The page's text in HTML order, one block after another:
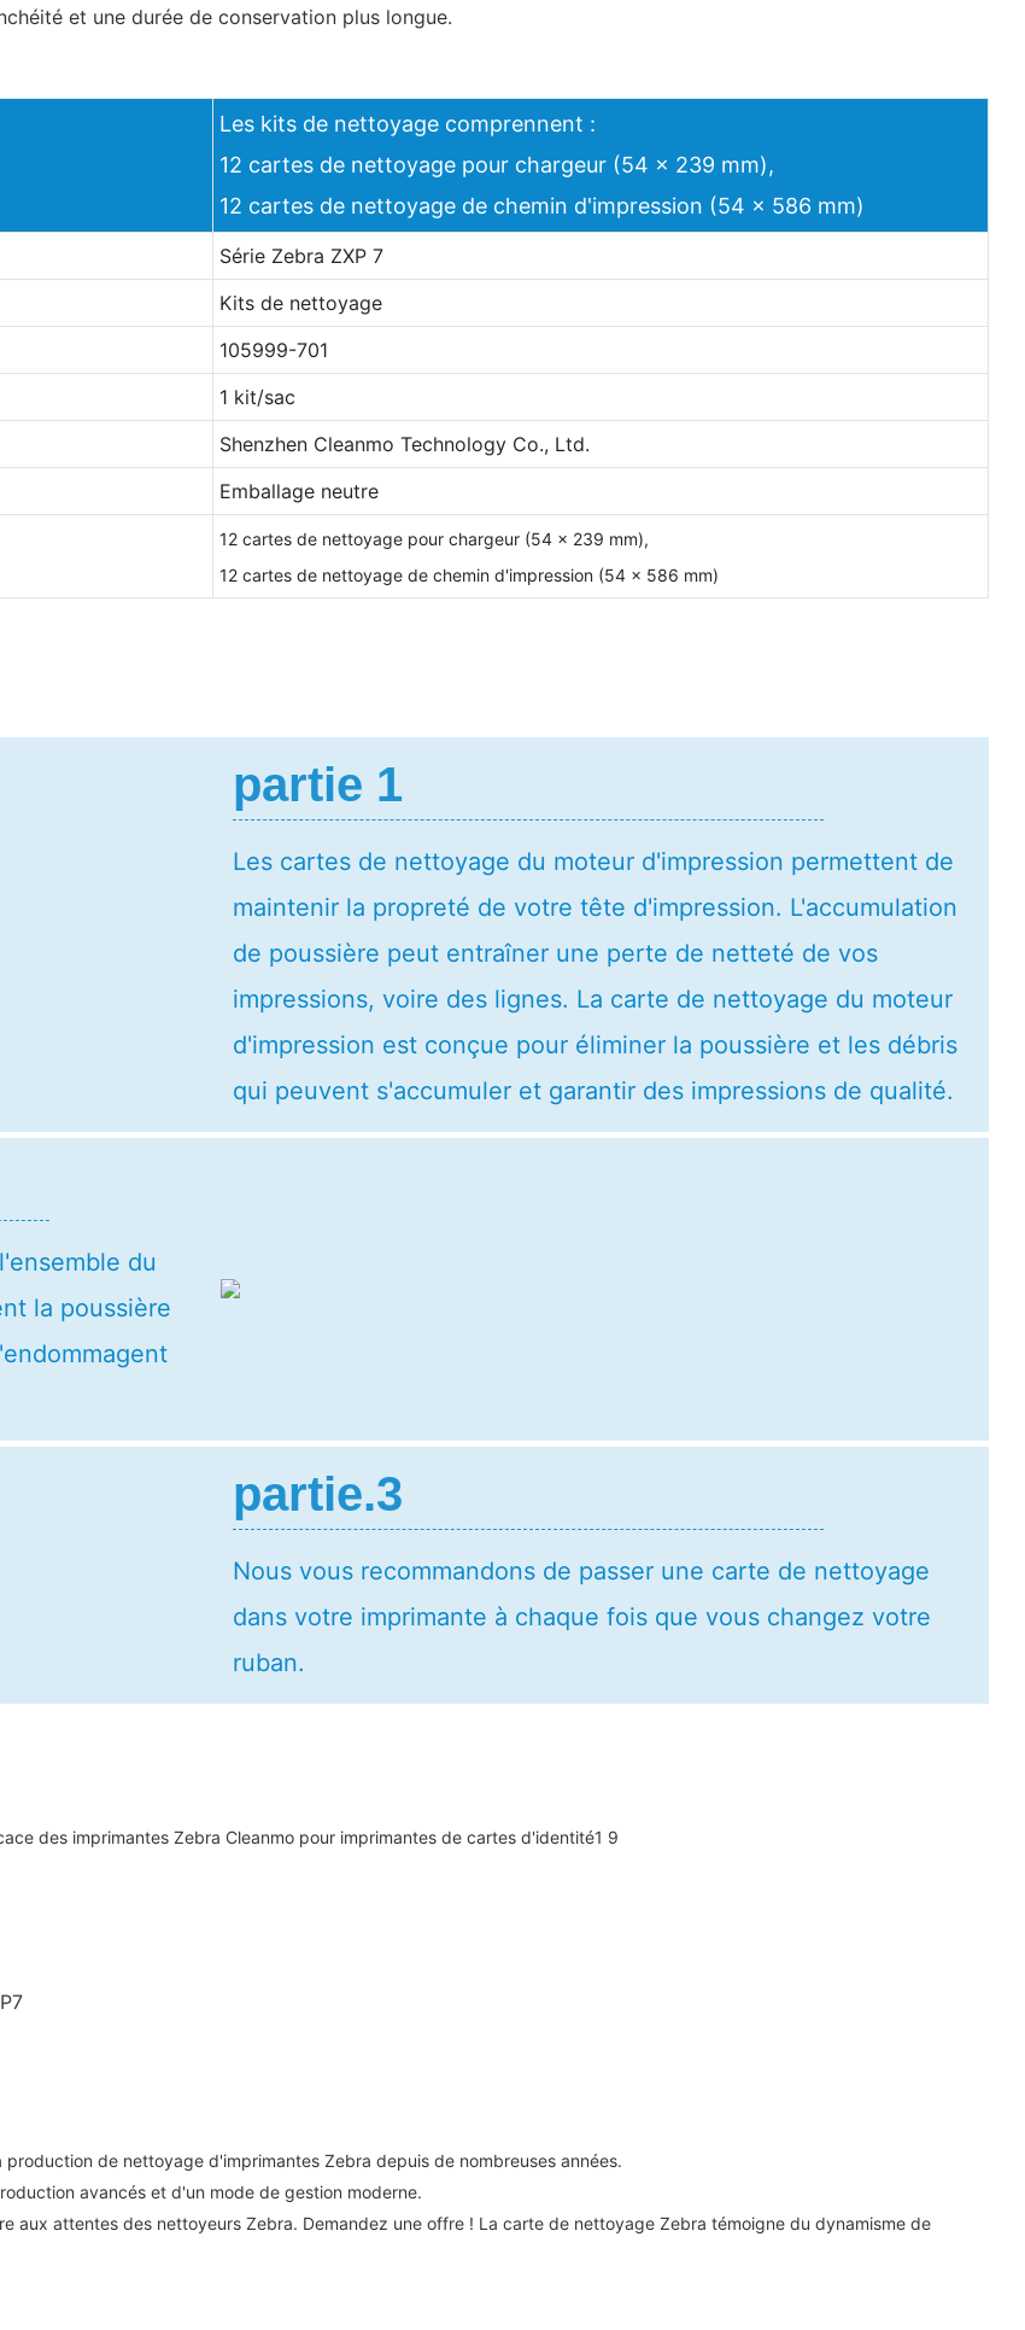
et une durée de conservation plus longue.
Les kits de nettoyage comprennent :
12 cartes de nettoyage pour chargeur (54 x 239 mm),
12 cartes de nettoyage de chemin d'impression (54 x 586 mm)
Série Zebra ZXP 7
Kits de nettoyage
105999-701
1 kit/sac
Shenzhen Cleanmo Technology Co., Ltd.
Emballage neutre
12 cartes de nettoyage pour chargeur (54 x 239 mm),
12 cartes de nettoyage de chemin d'impression (54 x 586 mm)
partie 1
Les cartes de nettoyage du moteur d'impression permettent de
maintenir la propreté de votre tête d'impression. L'accumulation
de poussière peut entraîner une perte de netteté de vos
impressions, voire des lignes. La carte de nettoyage du moteur
d'impression est conçue pour éliminer la poussière et les débris
qui peuvent s'accumuler et garantir des impressions de qualité.
du
la poussière
partie.3
Nous vous recommandons de passer une carte de nettoyage
dans votre imprimante à chaque fois que vous changez votre
ruban.
de nettoyage d'imprimantes Zebra depuis de nombreuses années.
avancés et d'un mode de gestion moderne.
aux attentes des nettoyeurs Zebra. Demandez une offre ! La carte de nettoyage Zebra témoigne du dynamisme de